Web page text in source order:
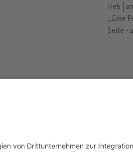
Heb |
,,Eine
Seite -